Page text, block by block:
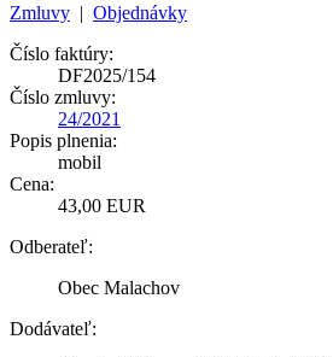
Zmluvy | Objednávky
Číslo faktúry:
DF2025/154
Číslo zmluvy:
24/2021
Popis plnenia:
mobil
Cena:
43,00 EUR
Odberateľ:
Obec Malachov
Dodávateľ: